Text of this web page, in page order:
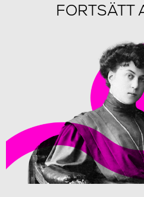
FORTSÄTT